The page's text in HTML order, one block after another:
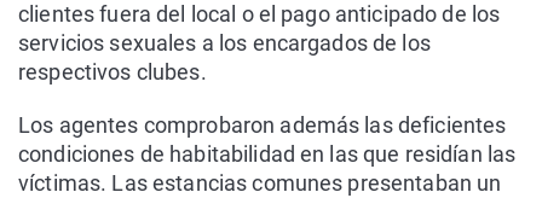
clientes fuera del local o el pago anticipado de los
servicios sexuales a los encargados de los
respectivos clubes.
Los agentes comprobaron además las deficientes
condiciones de habitabilidad en las que residían las
víctimas. Las estancias comunes presentaban un